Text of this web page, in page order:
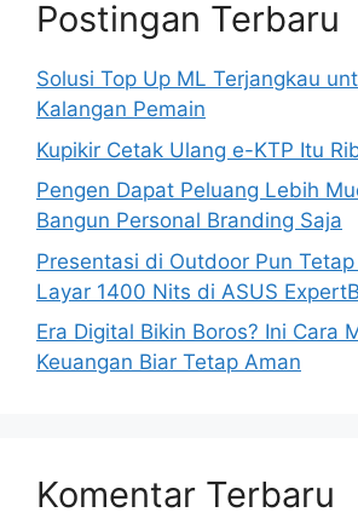
Postingan Terbaru
Solusi Top Up ML Terjangkau
Kalangan Pemain
Kupikir Cetak Ulang e-KTP Itu
Pengen Dapat Peluang Lebih
Bangun Personal Branding Saja
Presentasi di Outdoor Pun
Layar 1400 Nits di ASUS
Era Digital Bikin Boros? Ini Cara
Keuangan Biar Tetap Aman
Komentar Terbaru